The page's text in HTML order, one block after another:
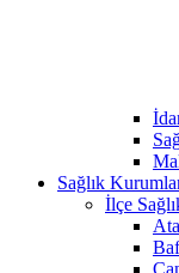
Sağlık
İlçe